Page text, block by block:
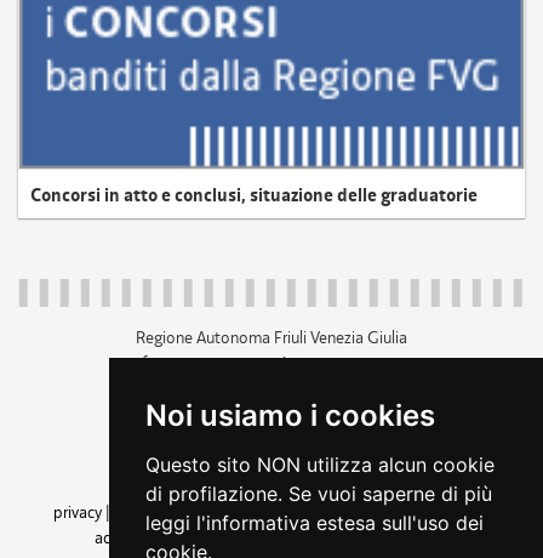
Noi usiamo i cookies
Questo sito NON utilizza alcun cookie
di profilazione. Se vuoi saperne di più
leggi l'informativa estesa sull'uso dei
cookie.
Concorsi in atto e conclusi, situazione delle graduatorie
Regione Autonoma Friuli Venezia Giulia
c.f. 80014930327; p.iva 00526040324
+39 040 3771111
amministrazione trasparente
privacy
cookie |note legali accessibilità
dichiarazione di
accessibilità| feedback cambio preferenze cookie